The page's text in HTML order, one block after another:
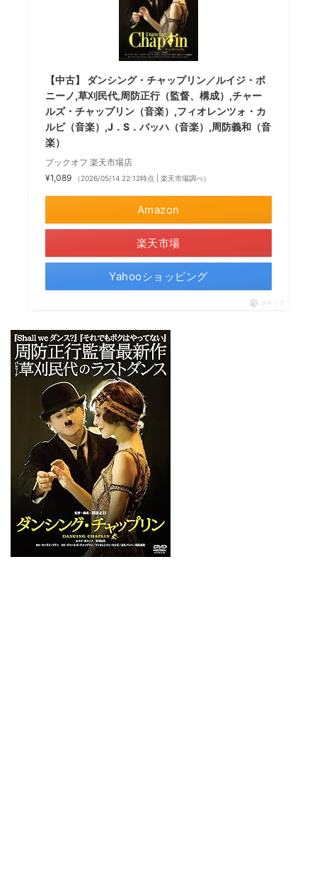
【中古】 ダンシング・チャップリン／ルイジ・ボ
ニーノ,草刈民代,周防正行（監督、構成）,チャー
ルズ・チャップリン（音楽）,フィオレンツォ・カ
ルピ（音楽）,J．S．バッハ（音楽）,周防義和（音
楽）
ブックオフ 楽天市場店
¥1,089
（2026/05/14 22:12時点 | 楽天市場調べ）
Amazon
楽天市場
Yahooショッピング
ポチップ